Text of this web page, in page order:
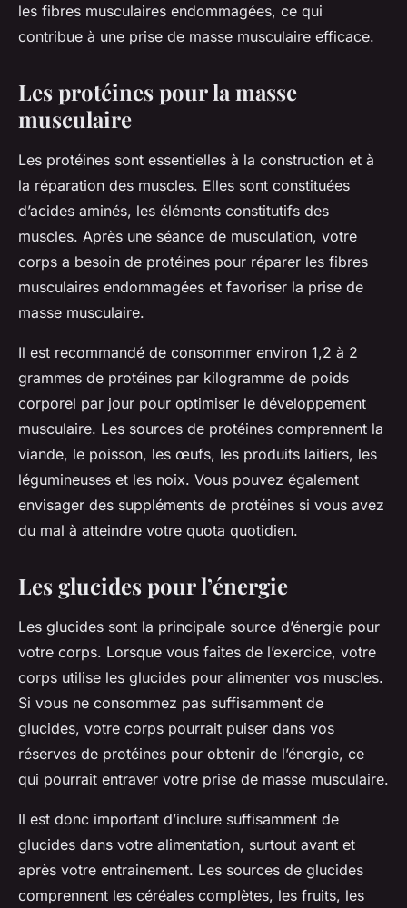
les fibres musculaires endommagées, ce qui
contribue à une prise de masse musculaire efficace.
Les protéines pour la masse
musculaire
Les protéines sont essentielles à la construction et à
la réparation des muscles. Elles sont constituées
d’acides aminés, les éléments constitutifs des
muscles. Après une séance de musculation, votre
corps a besoin de protéines pour réparer les fibres
musculaires endommagées et favoriser la prise de
masse musculaire.
Il est recommandé de consommer environ 1,2 à 2
grammes de protéines par kilogramme de poids
corporel par jour pour optimiser le développement
musculaire. Les sources de protéines comprennent la
viande, le poisson, les œufs, les produits laitiers, les
légumineuses et les noix. Vous pouvez également
envisager des suppléments de protéines si vous avez
du mal à atteindre votre quota quotidien.
Les glucides pour l’énergie
Les glucides sont la principale source d’énergie pour
votre corps. Lorsque vous faites de l’exercice, votre
corps utilise les glucides pour alimenter vos muscles.
Si vous ne consommez pas suffisamment de
glucides, votre corps pourrait puiser dans vos
réserves de protéines pour obtenir de l’énergie, ce
qui pourrait entraver votre prise de masse musculaire.
Il est donc important d’inclure suffisamment de
glucides dans votre alimentation, surtout avant et
après votre entrainement. Les sources de glucides
comprennent les céréales complètes, les fruits, les